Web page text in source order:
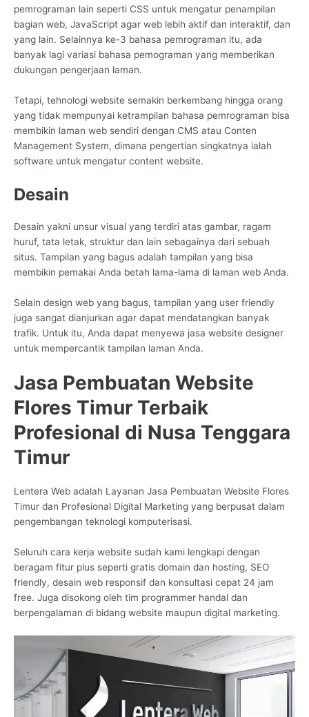
pemrograman lain seperti CSS untuk mengatur penampilan
bagian web, JavaScript agar web lebih aktif dan interaktif, dan
yang lain. Selainnya ke-3 bahasa pemrograman itu, ada
banyak lagi variasi bahasa pemograman yang memberikan
dukungan pengerjaan laman.
Tetapi, tehnologi website semakin berkembang hingga orang
yang tidak mempunyai ketrampilan bahasa pemrograman bisa
membikin laman web sendiri dengan CMS atau Conten
Management System, dimana pengertian singkatnya ialah
software untuk mengatur content website.
Desain
Desain yakni unsur visual yang terdiri atas gambar, ragam
huruf, tata letak, struktur dan lain sebagainya dari sebuah
situs. Tampilan yang bagus adalah tampilan yang bisa
membikin pemakai Anda betah lama-lama di laman web Anda.
Selain design web yang bagus, tampilan yang user friendly
juga sangat dianjurkan agar dapat mendatangkan banyak
trafik. Untuk itu, Anda dapat menyewa jasa website designer
untuk mempercantik tampilan laman Anda.
Jasa Pembuatan Website
Flores Timur Terbaik
Profesional di Nusa Tenggara
Timur
Lentera Web adalah Layanan Jasa Pembuatan Website Flores
Timur dan Profesional Digital Marketing yang berpusat dalam
pengembangan teknologi komputerisasi.
Seluruh cara kerja website sudah kami lengkapi dengan
beragam fitur plus seperti gratis domain dan hosting, SEO
friendly, desain web responsif dan konsultasi cepat 24 jam
free. Juga disokong oleh tim programmer handal dan
berpengalaman di bidang website maupun digital marketing.